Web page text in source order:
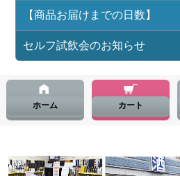
【商品お届けまでの日数】
セルフ試飲会のお知らせ
ホーム カート